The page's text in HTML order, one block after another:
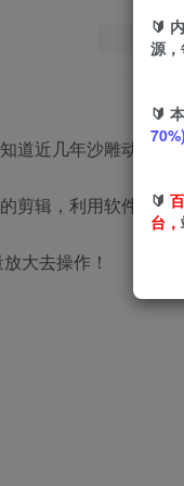
道近几年沙雕动画不
剪辑，利用软件批
大去操作！
🔰
源
🔰
🔰
台，